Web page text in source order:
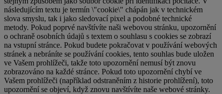
následujícím textu je termín \"cookie\" chápán jak v technickém
slova smyslu, tak i jako sledovací pixel a podobné technické
metody. Pokud poprvé navštívíte naši webovou stránku, upozornění
o ochraně osobních údajů s textem o souhlasu s cookies se zobrazí
na vstupní stránce. Pokud budete pokračovat v používání webových
stránek a nebráníte se používání cookies, tento souhlas bude uložen
ve Vašem prohlížeči, takže toto upozornění nemusí být znovu
zobrazováno na každé stránce. Pokud toto upozornění chybí ve
Vašem prohlížeči (například odstraněním z historie prohlížení), toto
upozornění se objeví, když znovu navštívíte naše webové stránky.